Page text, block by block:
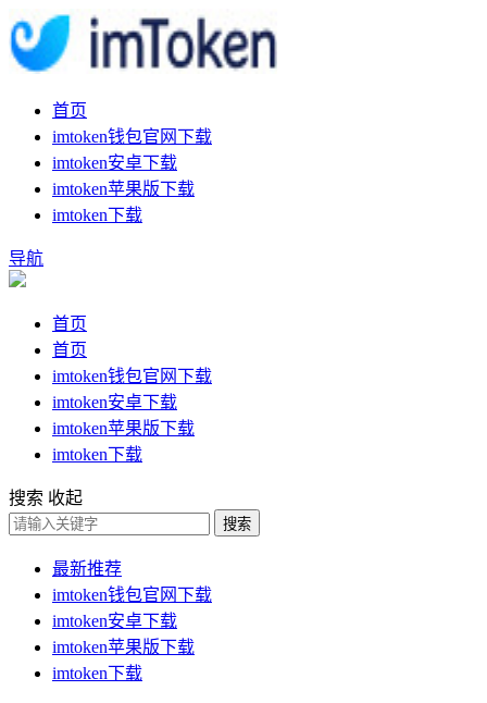
首页
imtoken钱包官网下载
imtoken安卓下载
imtoken苹果版下载
imtoken下载
导航
首页
首页
imtoken钱包官网下载
imtoken安卓下载
imtoken苹果版下载
imtoken下载
搜索 收起
搜索
最新推荐
imtoken钱包官网下载
imtoken安卓下载
imtoken苹果版下载
imtoken下载